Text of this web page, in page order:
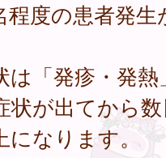
度の患者発生
「発疹・発熱
状が出てから
なります。